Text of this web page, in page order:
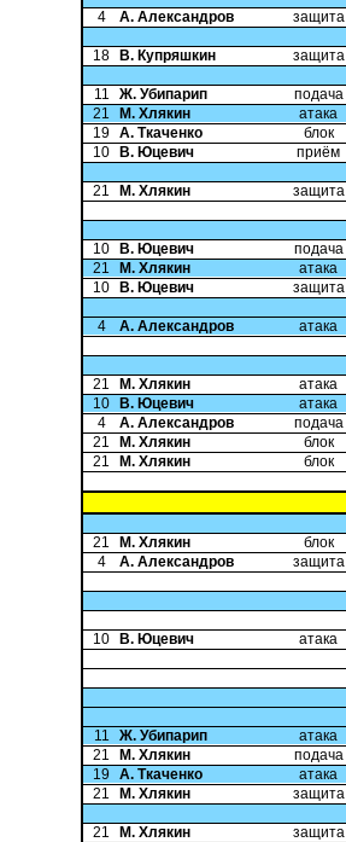
4 А. Александров защита
18 В. Купряшкин защита
11 Ж. Убипарип
подача
21
М. Хлякин
атака
19 А. Ткаченко
блок
10
В. Юцевич приём
21 М. Хлякин защита
10 В. Юцевич
подача
21
М. Хлякин
атака
10
В. Юцевич защита
4 А. Александров атака
21 М. Хлякин
атака
10
В. Юцевич
атака
4
А. Александров
подача
21
М. Хлякин
блок
21
М. Хлякин блок
21 М. Хлякин
блок
4
А. Александров защита
10 В. Юцевич атака
11 Ж. Убипарип
атака
21
М. Хлякин
подача
19 А. Ткаченко
атака
21
М. Хлякин защита
21 М. Хлякин защита